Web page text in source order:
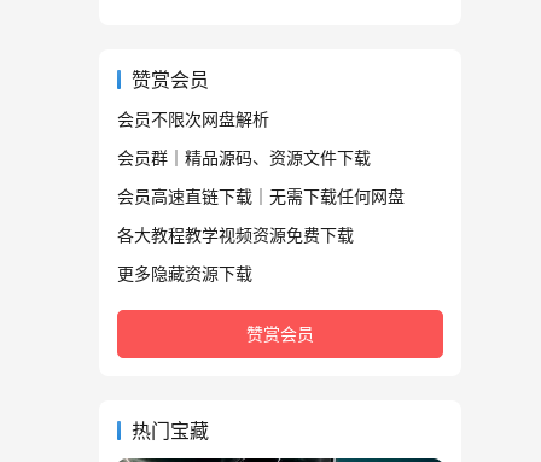
赞赏会员
会员不限次网盘解析
会员群｜精品源码、资源文件下载
会员高速直链下载｜无需下载任何网盘
各大教程教学视频资源免费下载
更多隐藏资源下载
赞赏会员
热门宝藏